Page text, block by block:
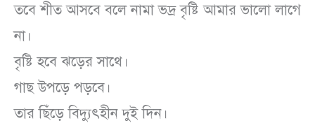
তবে শীত আসবে বলে নামা ভদ্র বৃষ্টি আমার ভালো লাগে
না।
বৃষ্টি হবে ঝড়ের সাথে।
গাছ উপড়ে পড়বে।
তার ছিঁড়ে বিদ্যুৎহীন দুই দিন।